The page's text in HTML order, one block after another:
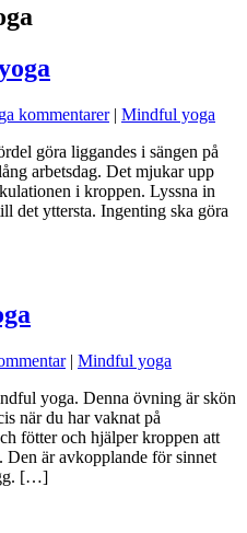
kommentarer| Mindful yoga
göra liggandes i sängen på
arbetsdag. Det mjukar upp
i kroppen. Lyssna in
det yttersta. Ingenting ska göra
| Mindful yoga
yoga. Denna övning är skön
när du har vaknat på
fötter och hjälper kroppen att
är avkopplande för sinnet
[…]